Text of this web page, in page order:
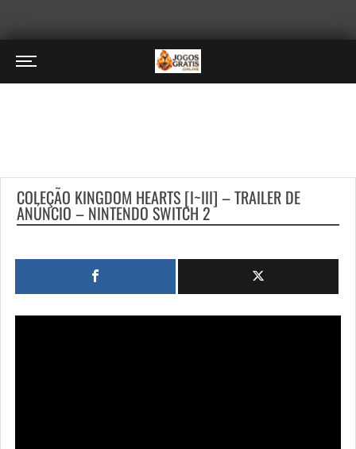
COLEÇÃO KINGDOM HEARTS [I~III] – TRAILER DE
ANÚNCIO – NINTENDO SWITCH 2